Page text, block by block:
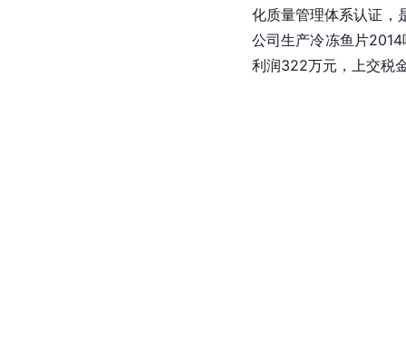
化质量管理体系认证，
公司生产冷冻鱼片
利润322万元，上交税